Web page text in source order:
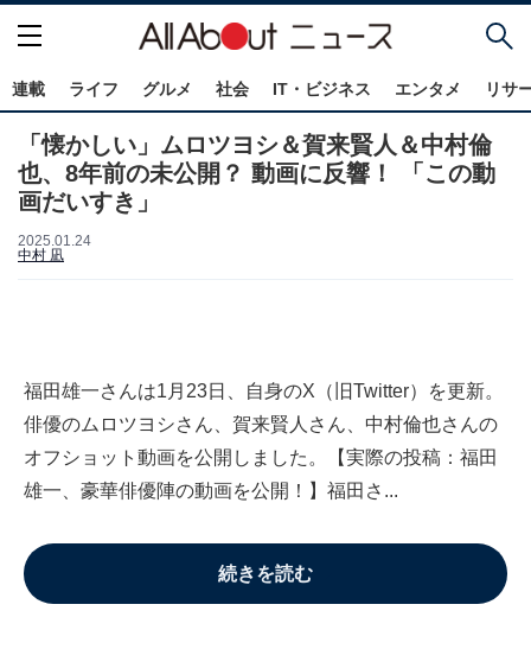
連載 ライフ グルメ 社会 IT・ビジネス エンタメ リサ
「懐かしい」ムロツヨシ＆賀来賢人＆中村倫
也、8年前の未公開？ 動画に反響！ 「この動
画だいすき」
2025.01.24
中村 凪
福田雄一さんは1月23日、自身のX（旧Twitter）を更新。
俳優のムロツヨシさん、賀来賢人さん、中村倫也さんの
オフショット動画を公開しました。【実際の投稿：福田
雄一、豪華俳優陣の動画を公開！】福田さ...
続きを読む